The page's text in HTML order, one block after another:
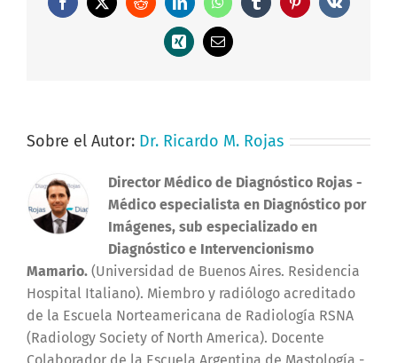
Facebook
X RedditLinkedInWhatsAppTumblrPinterestVk
Xing
Correo
Sobre el Autor: Dr. Ricardo M. Rojas
Director Médico de Diagnóstico Rojas -
Médico especialista en Diagnóstico por
Imágenes, sub especializado en
Diagnóstico e Intervencionismo
Mamario. (Universidad de Buenos Aires. Residencia
Hospital Italiano). Miembro y radiólogo acreditado
de la Escuela Norteamericana de Radiología RSNA
(Radiology Society of North America). Docente
Colaborador de la Escuela Argentina de Mastología -